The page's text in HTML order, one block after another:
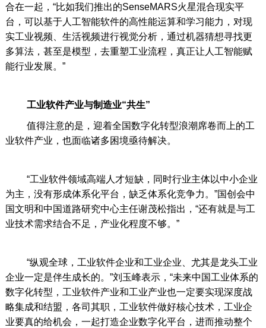
合在一起，“比如我们推出的SenseMARS火星混合现实平
台，可以基于人工智能软件的高性能运算和学习能力，对现
实工业视频、生活视频进行视觉分析，通过机器猜想寻找更
多算法，甚至是模型，去重塑工业流程，真正让人工智能赋
能行业发展。”
工业软件产业与制造业“共生”
值得注意的是，迎着全国数字化转型浪潮席卷而上的工
业软件产业，也面临诸多困境亟待解决。
“工业软件领域高端人才短缺，同时行业主体以中小企业
为主，没有形成体系化平台，缺乏体系化竞争力。”国创会中
国文明和中国道路研究中心主任谢茂松指出，“还有就是与工
业技术需求结合不足，产业化程度不够。”
“纵观全球，工业软件企业和工业企业、尤其是龙头工业
企业一定是伴生成长的。”刘玉峰表示，“未来中国工业体系的
数字化转型，工业软件产业和工业产业也一定要实现深度战
略集成和结盟，各司其职，工业软件做好核心技术，工业企
业要真的给机会，一起打造企业数字化平台，进而推动整个